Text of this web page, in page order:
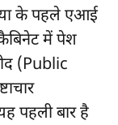
के पहले एआई
में पेश
(Public
पहली बार है